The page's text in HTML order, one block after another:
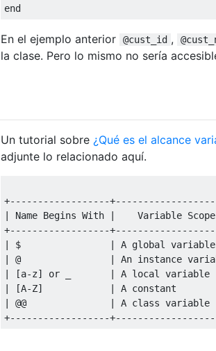
end
En el ejemplo anterior @cust_id ,
la clase. Pero lo mismo no sería
Un tutorial sobre ¿Qué es el alcance
adjunte lo relacionado aquí.
+------------------
|
Name Begins With | Variable Scope
+------------------
|
$ | A global
|
@ | An instance
|
[a-z] or | A local
|
[A-Z] | A
|
@@ | A class
+------------------